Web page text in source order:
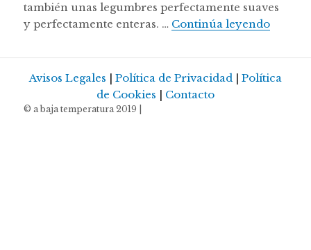
también unas legumbres perfectamente suaves
y perfectamente enteras. … Continúa leyendo
Avisos Legales | Política de Privacidad | Política
de Cookies | Contacto
© a baja temperatura 2019 |